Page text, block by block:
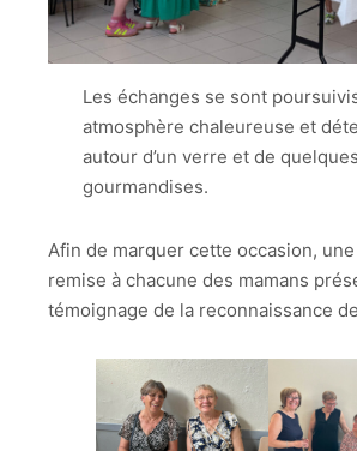
Les échanges se sont
atmosphère chaleureuse et
autour d’un verre et de quelques
gourmandises.
Afin de marquer cette occasion,
remise à chacune des mamans
témoignage de la reconnaissance